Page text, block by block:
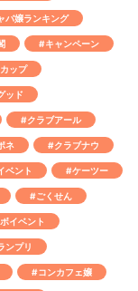
バ嬢ランキング
#キャンペーン
ップ
ッド
#クラブアール
ネ #クラブナウ
ベント #ケーツー
#ごくせん
イベント
ンプリ
#コンカフェ嬢